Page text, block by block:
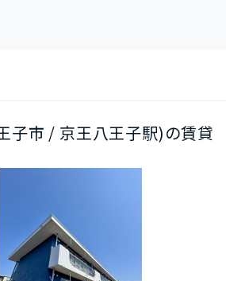
子市 / 京王八王子駅)の賃貸